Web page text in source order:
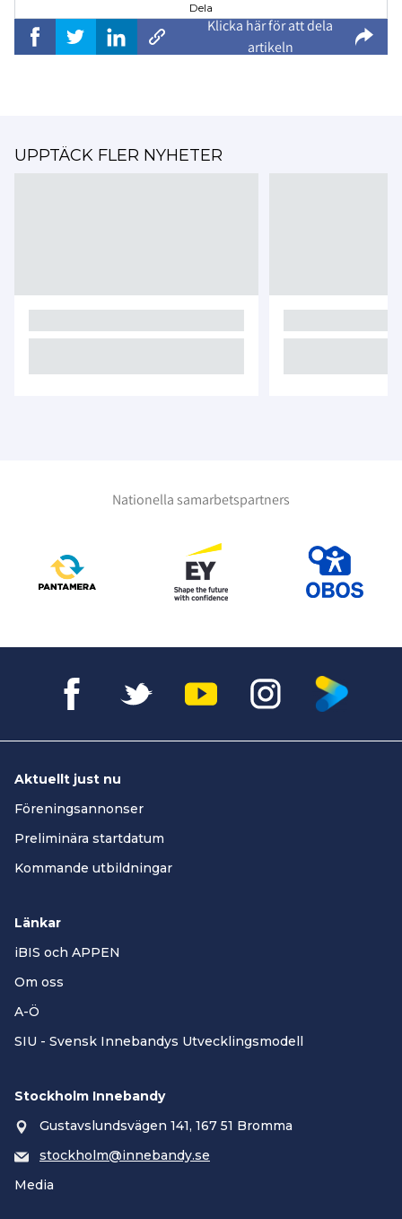
Dela
Klicka här för att dela
artikeln
UPPTÄCK FLER NYHETER
Nationella samarbetspartners
Aktuellt just nu
Föreningsannonser
Preliminära startdatum
Kommande utbildningar
Länkar
iBIS och APPEN
Om oss
A-Ö
SIU - Svensk Innebandys Utvecklingsmodell
Stockholm Innebandy
Gustavslundsvägen 141, 167 51 Bromma
stockholm@innebandy.se
Media